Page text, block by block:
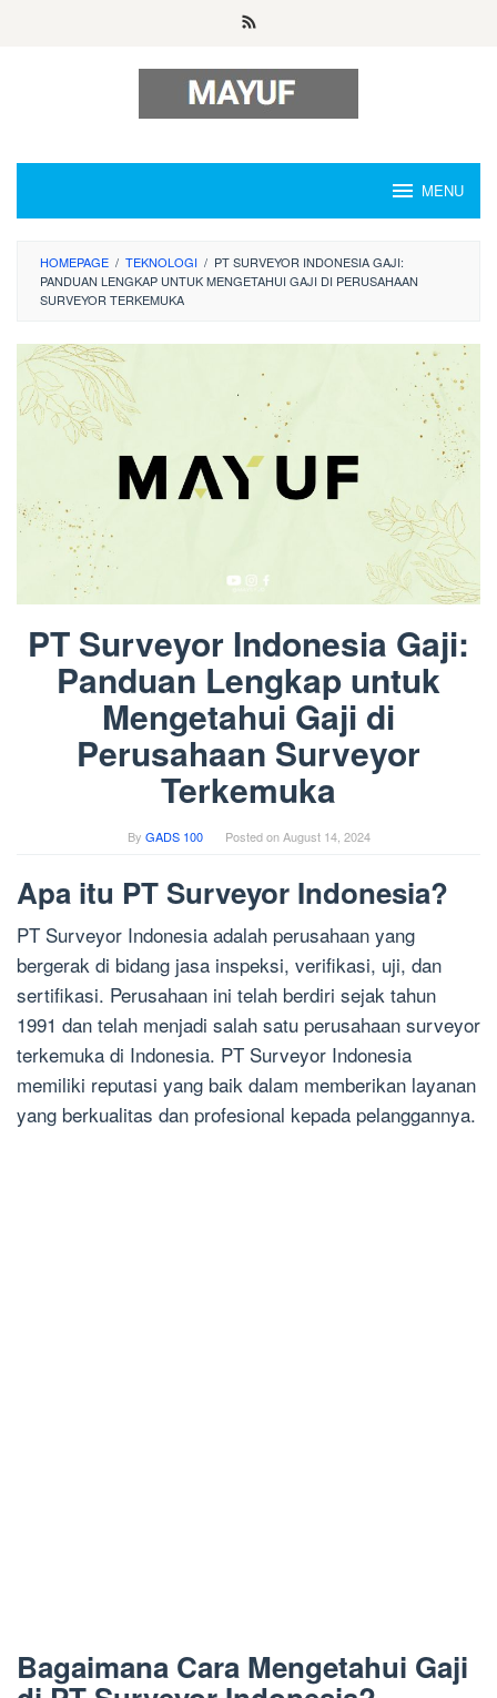
MENU
HOMEPAGE / TEKNOLOGI / PT SURVEYOR INDONESIA GAJI:
PANDUAN LENGKAP UNTUK MENGETAHUI GAJI DI PERUSAHAAN
SURVEYOR TERKEMUKA
PT Surveyor Indonesia Gaji:
Panduan Lengkap untuk
Mengetahui Gaji di
Perusahaan Surveyor
Terkemuka
By GADS 100 Posted onAugust 14, 2024
Apa itu PT Surveyor Indonesia?
PT Surveyor Indonesia adalah perusahaan yang
bergerak di bidang jasa inspeksi, verifikasi, uji, dan
sertifikasi. Perusahaan ini telah berdiri sejak tahun
1991 dan telah menjadi salah satu perusahaan surveyor
terkemuka di Indonesia. PT Surveyor Indonesia
memiliki reputasi yang baik dalam memberikan layanan
yang berkualitas dan profesional kepada pelanggannya.
Bagaimana Cara Mengetahui Gaji